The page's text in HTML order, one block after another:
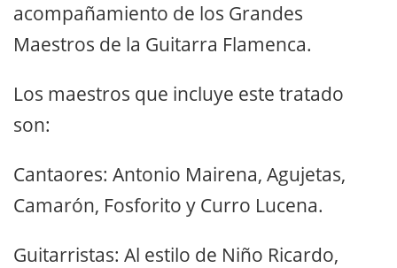
acompañamiento de los Grandes
Maestros de la Guitarra Flamenca.
Los maestros que incluye este tratado
son:
Cantaores: Antonio Mairena, Agujetas,
Camarón, Fosforito y Curro Lucena.
Guitarristas: Al estilo de Niño Ricardo,